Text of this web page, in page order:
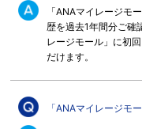
「ANAマイレージモ
歴を過去1年間分ご確
レージモール」に初
だけます。
「ANAマイレージモ